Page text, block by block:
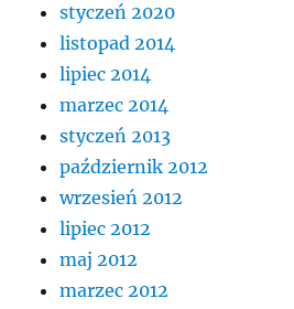
styczeń 2020
listopad 2014
lipiec 2014
marzec 2014
styczeń 2013
październik 2012
wrzesień 2012
lipiec 2012
maj 2012
marzec 2012